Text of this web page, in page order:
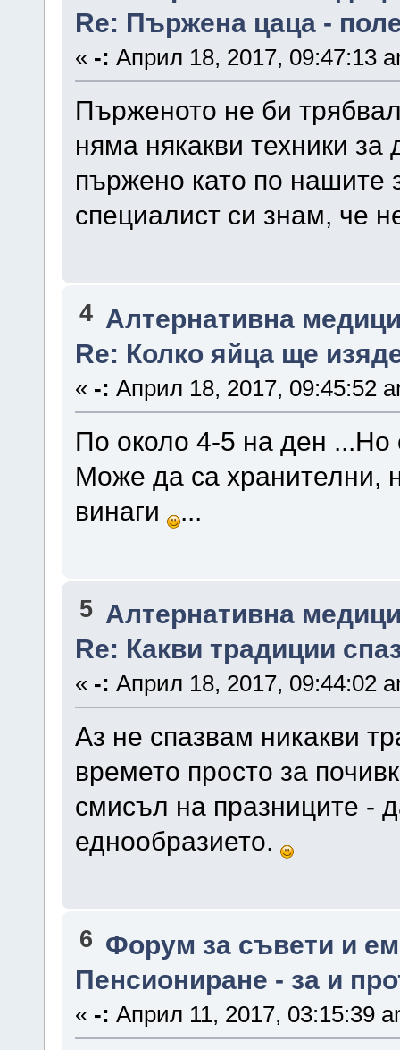
Re: Пържена цаца -
« -: Април 18, 2017, 09:47:13
Пърженото не би
няма някакви техники за
пържено като по нашите
специалист си знам, че
4 Алтернативна
Re: Колко яйца ще
« -: Април 18, 2017, 09:45:52
По около 4-5 на ден ...Но
Може да са хранителни,
винаги
...
5 Алтернативна
Re: Какви традиции
« -: Април 18, 2017, 09:44:02
Аз не спазвам никакви
времето просто за
смисъл на празниците -
еднообразието.
6 Форум за съвети и
Пенсиониране - за и
« -: Април 11, 2017, 03:15:39